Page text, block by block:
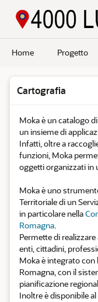
Home Progetto
Cartografia
Moka è un catalogo
un insieme di
Infatti, oltre a
funzioni, Moka
oggetti organizzati in
Moka è uno
Territoriale di un
in particolare nella
Romagna.
Permette di
enti, cittadini,
Moka è integrato con
Romagna, con il
pianificazione
Inoltre è disponibile